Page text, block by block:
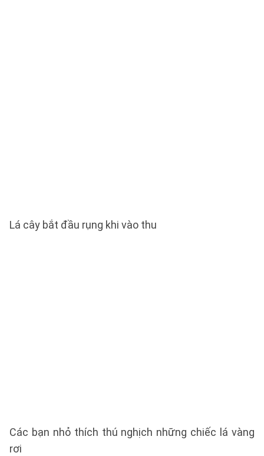
Lá cây bắt đầu rụng khi vào thu
Các bạn nhỏ thích thú nghịch những chiếc lá vàng
rơi